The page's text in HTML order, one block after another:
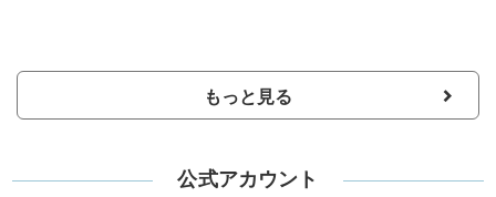
もっと見る
公式アカウント